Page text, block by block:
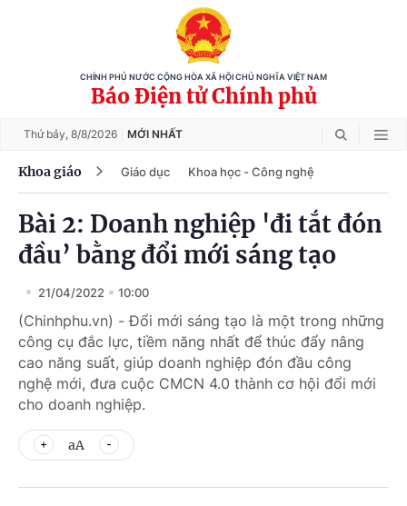
CHÍNH PHỦ NƯỚC CỘNG HÒA XÃ HỘI CHỦ NGHĨA VIỆT NAM
Báo Điện tử Chính phủ
Thứ bảy, 8/8/2026 MỚI NHẤT
Khoa giáo Giáo dục Khoa học - Công nghệ
Bài 2: Doanh nghiệp 'đi tắt đón
đầu’ bằng đổi mới sáng tạo
21/04/2022 10:00
(Chinhphu.vn) - Đổi mới sáng tạo là một trong những
công cụ đắc lực, tiềm năng nhất để thúc đẩy nâng
cao năng suất, giúp doanh nghiệp đón đầu công
nghệ mới, đưa cuộc CMCN 4.0 thành cơ hội đổi mới
cho doanh nghiệp.
aA